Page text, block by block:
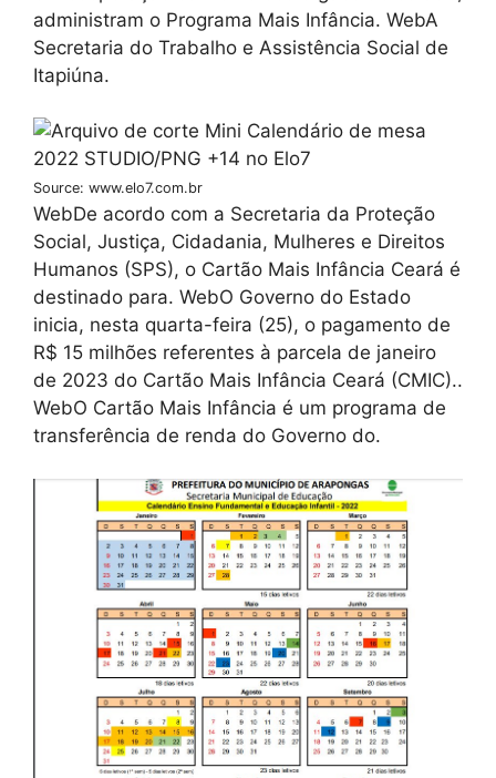
administram o Programa Mais Infância. WebA
Secretaria do Trabalho e Assistência Social de
Itapiúna.
Source: www.elo7.com.br
WebDe acordo com a Secretaria da Proteção
Social, Justiça, Cidadania, Mulheres e Direitos
Humanos (SPS), o Cartão Mais Infância Ceará é
destinado para. WebO Governo do Estado
inicia, nesta quarta-feira (25), o pagamento de
R$ 15 milhões referentes à parcela de janeiro
de 2023 do Cartão Mais Infância Ceará (CMIC)..
WebO Cartão Mais Infância é um programa de
transferência de renda do Governo do.